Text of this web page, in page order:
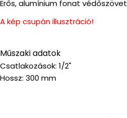
Erős, alumínium fonat védőszövet
A kép csupán illusztráció!
Műszaki adatok
Csatlakozások: 1/2"
Hossz: 300 mm